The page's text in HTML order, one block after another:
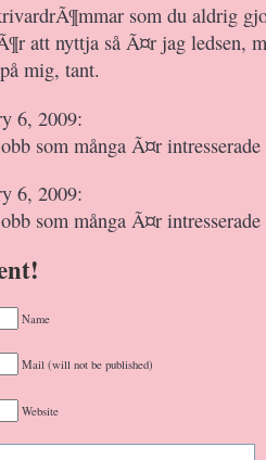
som du aldrig
att nyttja så Ã¤r jag ledsen,
mig, tant.
6, 2009:
som många Ã¤r
6, 2009:
som många Ã¤r
Name
Mail (will not be published)
Website